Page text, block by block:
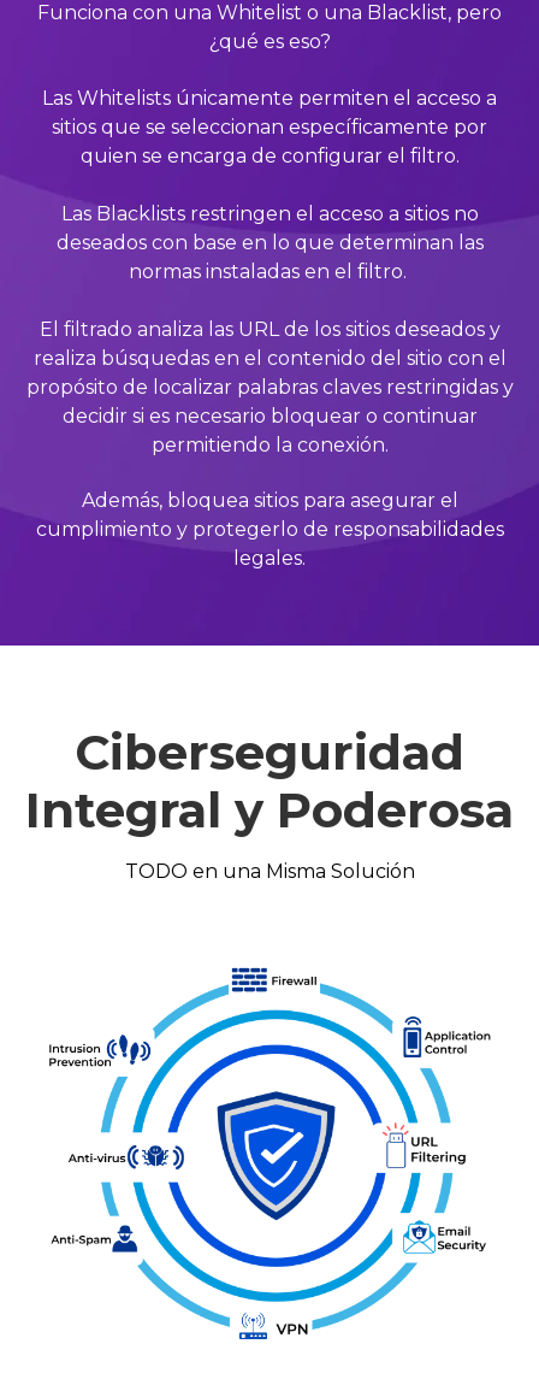
Funciona con una Whitelist o una Blacklist, pero
¿qué es eso?
Las Whitelists únicamente permiten el acceso a
sitios que se seleccionan específicamente por
quien se encarga de configurar el filtro.
Las Blacklists restringen el acceso a sitios no
deseados con base en lo que determinan las
normas instaladas en el filtro.
El filtrado analiza las URL de los sitios deseados y
realiza búsquedas en el contenido del sitio con el
propósito de localizar palabras claves restringidas y
decidir si es necesario bloquear o continuar
permitiendo la conexión.
Además, bloquea sitios para asegurar el
cumplimiento y protegerlo de responsabilidades
legales.
Ciberseguridad
Integral y Poderosa
TODO en una Misma Solución